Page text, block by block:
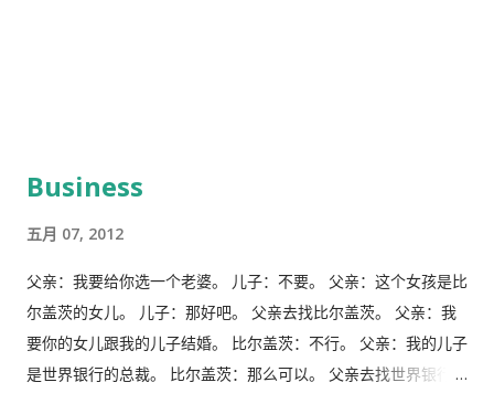
Business
五月 07, 2012
父亲：我要给你选一个老婆。 儿子：不要。 父亲：这个女孩是比
尔盖茨的女儿。 儿子：那好吧。 父亲去找比尔盖茨。 父亲：我
要你的女儿跟我的儿子结婚。 比尔盖茨：不行。 父亲：我的儿子
是世界银行的总裁。 比尔盖茨：那么可以。 父亲去找世界银行的